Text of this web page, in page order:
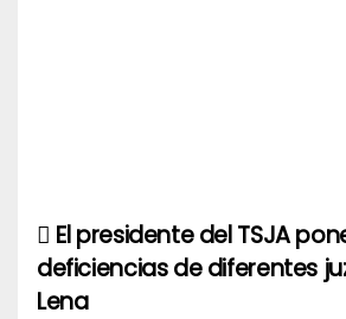
Navegación
de
El presidente del TSJA
deficiencias de diferentes
Lena